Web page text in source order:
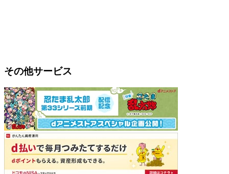
その他サービス